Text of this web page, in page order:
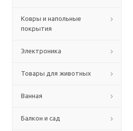
Ковры и напольные
покрытия
Электроника
Товары для животных
Ванная
Балкон и сад